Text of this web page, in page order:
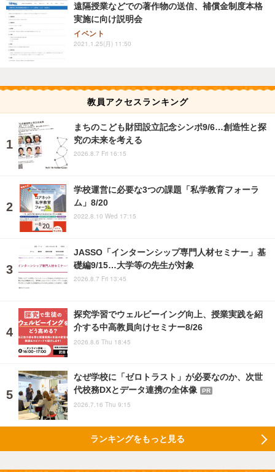
遠隔授業などでの著作物の送信、補償金制度本格
実施に向け説明会
イベント
2021.1.25(月) 11:50
教員アクセスランキング
まちのこども財団設立記念シンポ9/6…創造性と探
究の未来を考える
2026.8.7 Fri 16:15
学校運営に必要な3つの課題「私学教育フォーラ
ム」8/20
2022.8.10 Wed 17:15
JASSO「インターンシップ専門人材セミナー」基
礎編9/15…大学等の先生が対象
2026.8.7 Fri 13:45
探究学習でウェルビーイング向上、授業実践を紹
介する中高教員向けセミナー8/26
2026.8.6 Thu 18:45
なぜ学校に「ゼロトラスト」が必要なのか、次世
代校務DXとデータ連携の全体像
PR
2026.7.16 Thu 9:15
ランキングをもっと見る